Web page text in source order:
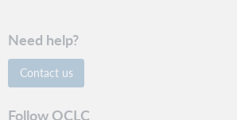
Need help?
Contact us
Follow OCLC